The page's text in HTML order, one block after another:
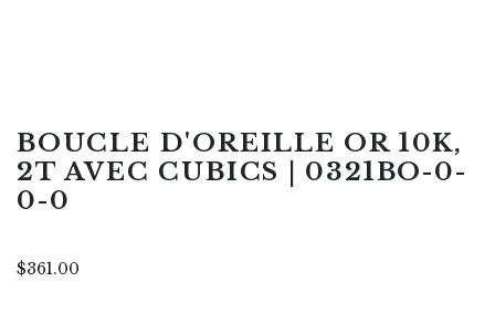
BOUCLE D'OREILLE OR 10K,
2T AVEC CUBICS | 0321BO-0-
0-0
$361.00